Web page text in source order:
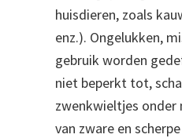
huisdieren, zoals
enz.). Ongelukken,
gebruik worden
niet beperkt tot,
zwenkwieltjes onder
van zware en